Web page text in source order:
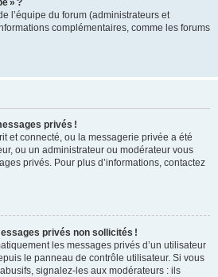
» ?
l’équipe du forum (administrateurs et
complémentaires, comme les forums
privés !
et connecté, ou la messagerie privée a été
ou un administrateur ou modérateur vous
privés. Pour plus d’informations, contactez
privés non sollicités !
les messages privés d’un utilisateur
le panneau de contrôle utilisateur. Si vous
signalez-les aux modérateurs : ils